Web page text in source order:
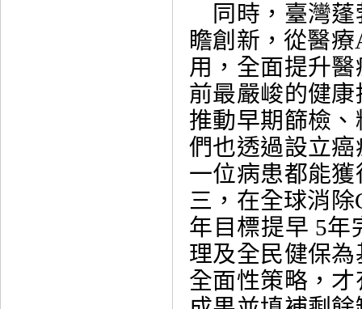
同時，臺灣蓬
瞻創新，從醫
用，全面提升
前最嚴峻的健
推動早期篩檢
們也透過設立
一位病患都能
三，在全球消除
年目標提早 5年
理及全民健保
全面性策略，